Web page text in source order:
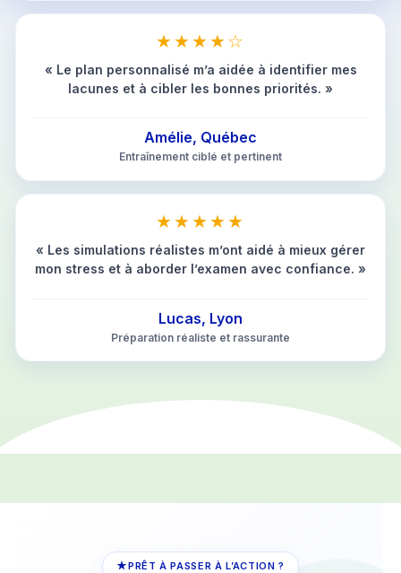
★★★★☆
« Le plan personnalisé m’a aidée à identifier mes
lacunes et à cibler les bonnes priorités. »
Amélie, Québec
Entraînement ciblé et pertinent
★★★★★
« Les simulations réalistes m’ont aidé à mieux gérer
mon stress et à aborder l’examen avec confiance. »
Lucas, Lyon
Préparation réaliste et rassurante
★PRÊT À PASSER À L’ACTION ?